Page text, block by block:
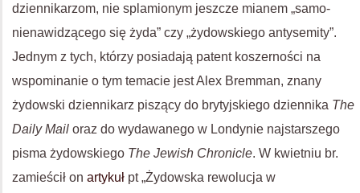
dziennikarzom, nie splamionym jeszcze mianem „samo-
nienawidzącego się żyda” czy „żydowskiego antysemity”.
Jednym z tych, którzy posiadają patent koszerności na
wspominanie o tym temacie jest Alex Bremman, znany
żydowski dziennikarz piszący do brytyjskiego dziennika The
Daily Mail oraz do wydawanego w Londynie najstarszego
pisma żydowskiego The Jewish Chronicle. W kwietniu br.
zamieścił on artykuł pt „Żydowska rewolucja w